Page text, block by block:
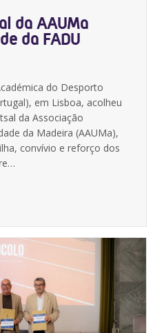
da AAUMa
da FADU
do Desporto
em Lisboa, acolheu
da Associação
da Madeira (AAUMa),
convívio e reforço dos